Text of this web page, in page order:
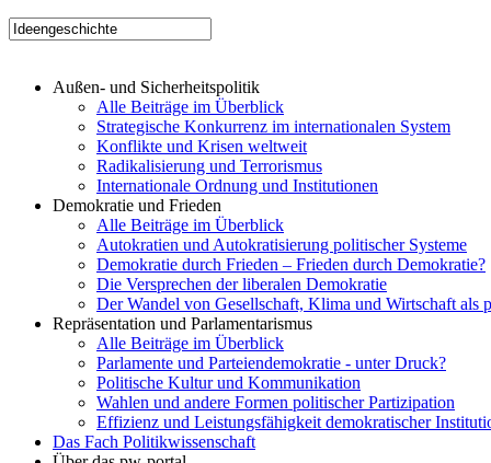
Außen- und Sicherheitspolitik
Alle Beiträge im Überblick
Strategische Konkurrenz im internationalen System
Konflikte und Krisen weltweit
Radikalisierung und Terrorismus
Internationale Ordnung und Institutionen
Demokratie und Frieden
Alle Beiträge im Überblick
Autokratien und Autokratisierung politischer Systeme
Demokratie durch Frieden – Frieden durch Demokratie?
Die Versprechen der liberalen Demokratie
Der Wandel von Gesellschaft, Klima und Wirtschaft als
Repräsentation und Parlamentarismus
Alle Beiträge im Überblick
Parlamente und Parteiendemokratie - unter Druck?
Politische Kultur und Kommunikation
Wahlen und andere Formen politischer Partizipation
Effizienz und Leistungsfähigkeit demokratischer
Das Fach Politikwissenschaft